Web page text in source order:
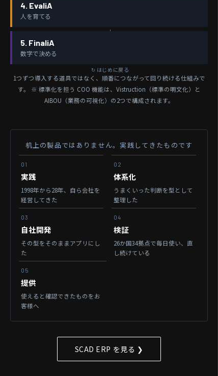
4. EvaliA
人を育てる
5. FinaliA
数字で決める
1つずつ導入する道具ではなく、順番につながって回り続ける仕組みで
す。
※ 標準化を担う COO 機能は、Vistruction（標準の明文化）と
AIBOU（業務の可視化）の2つで構成されます。
机上の製品ではありません。実践してきたものです
01
実践
1998年から28年、 自ら会社を
経営してきた
02
体系化
うまくいった判断を型として
整理した
03
自社開発
その型をそのままアプリにし
た
04
検証
26か国34拠点で毎日使い、 直
し続けている
05
提供
使えると確認できたものをお
客様へ
SCAD ERP を見る ❯